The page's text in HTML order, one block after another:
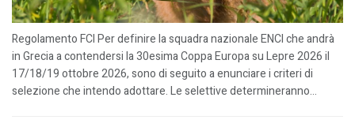
Regolamento FCI Per definire la squadra nazionale ENCI che andrà
in Grecia a contendersi la 30esima Coppa Europa su Lepre 2026 il
17/18/19 ottobre 2026, sono di seguito a enunciare i criteri di
selezione che intendo adottare. Le selettive determineranno...